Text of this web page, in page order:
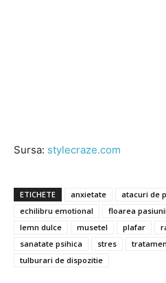
Sursa: stylecraze.com
ETICHETE anxietate atacuri de
echilibru emotional
floarea pasiunii
lemn dulce
musetel plafar
sanatate psihica
stres
tulburari de dispozitie